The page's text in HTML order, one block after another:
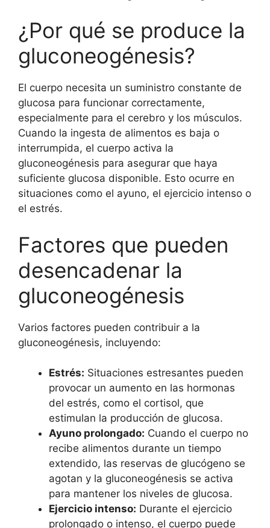
¿Por qué se produce la
gluconeogénesis?
El cuerpo necesita un suministro constante de
glucosa para funcionar correctamente,
especialmente para el cerebro y los músculos.
Cuando la ingesta de alimentos es baja o
interrumpida, el cuerpo activa la
gluconeogénesis para asegurar que haya
suficiente glucosa disponible. Esto ocurre en
situaciones como el ayuno, el ejercicio intenso o
el estrés.
Factores que pueden
desencadenar la
gluconeogénesis
Varios factores pueden contribuir a la
gluconeogénesis, incluyendo:
Estrés: Situaciones estresantes pueden
provocar un aumento en las hormonas
del estrés, como el cortisol, que
estimulan la producción de glucosa.
Ayuno prolongado: Cuando el cuerpo no
recibe alimentos durante un tiempo
extendido, las reservas de glucógeno se
agotan y la gluconeogénesis se activa
para mantener los niveles de glucosa.
Ejercicio intenso: Durante el ejercicio
prolongado o intenso, el cuerpo puede